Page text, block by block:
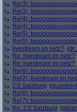
Re(3):
Re(3):
Re(4):
Re(4):
Re(5):
Re(5):
livestream im netz? (
Re: livestream im netz?
Re: livestream im netz?
Re(6):
Re(2): livestream im
2:0 Salzburg (
Re(6):
Re(7):
Re: 2:0 Salzburg (